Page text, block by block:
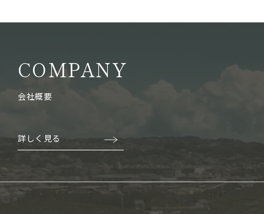
COMPANY
会社概要
詳しく見る